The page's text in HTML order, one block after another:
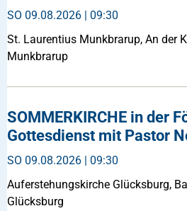
SO 09.08.2026 | 09:30
St. Laurentius Munkbrarup, An der
Munkbrarup
SOMMERKIRCHE in der
Gottesdienst mit Pastor
SO 09.08.2026 | 09:30
Auferstehungskirche Glücksburg,
Glücksburg